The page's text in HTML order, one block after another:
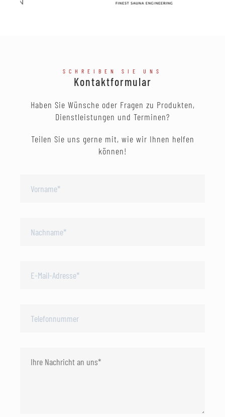
SCHREIBEN SIE UNS
Kontaktformular
Haben Sie Wünsche oder Fragen zu Produkten,
Dienstleistungen und Terminen?
Teilen Sie uns gerne mit, wie wir Ihnen helfen
können!